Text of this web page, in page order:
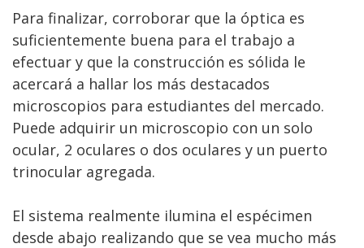
Para finalizar, corroborar que la óptica es
suficientemente buena para el trabajo a
efectuar y que la construcción es sólida le
acercará a hallar los más destacados
microscopios para estudiantes del mercado.
Puede adquirir un microscopio con un solo
ocular, 2 oculares o dos oculares y un puerto
trinocular agregada.
El sistema realmente ilumina el espécimen
desde abajo realizando que se vea mucho más